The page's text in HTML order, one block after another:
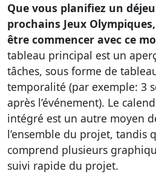
Que vous planifiez un
prochains Jeux
être commencer avec ce
tableau principal est un
tâches, sous forme de
temporalité (par exemple: 3
après l’événement). Le
intégré est un autre moyen
l’ensemble du projet, tandis
comprend plusieurs
suivi rapide du projet.